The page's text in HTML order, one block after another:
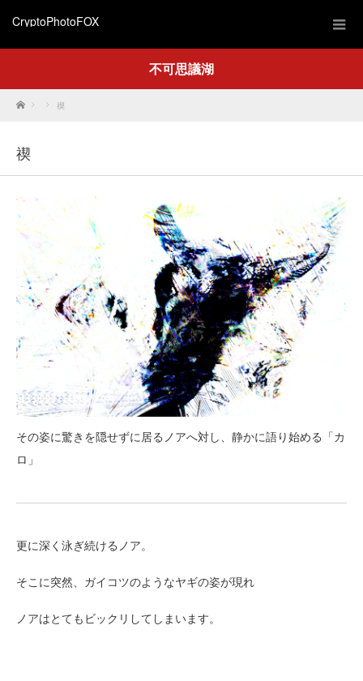
CryptoPhotoFOX
不可思議湖
Home 禊
禊
その姿に驚きを隠せずに居るノアへ対し、静かに語り始める「カ
ロ」
更に深く泳ぎ続けるノア。
そこに突然、ガイコツのようなヤギの姿が現れ
ノアはとてもビックリしてしまいます。